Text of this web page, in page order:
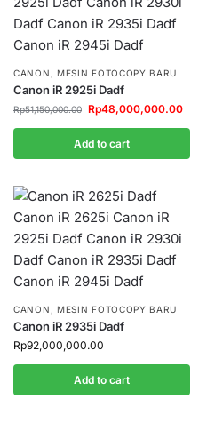
CANON , MESIN FOTOCOPY BARU
Canon iR 2925i Dadf
Rp51,150,000.00 Rp48,000,000.00
Add to cart
CANON , MESIN FOTOCOPY BARU
Canon iR 2935i Dadf
Rp92,000,000.00
Add to cart